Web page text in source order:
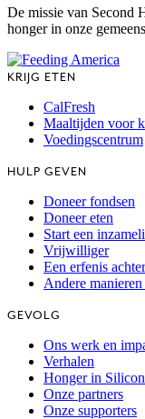
De missie van Second
honger in onze
KRIJG ETEN
CalFresh
Maaltijden voor
Voedingscentrum
HULP GEVEN
Doneer fondsen
Doneer eten
Start een
Vrijwilliger
Een erfenis
Andere
GEVOLG
Ons werk en
Verhalen
Honger in
Onze partners
Onze supporters